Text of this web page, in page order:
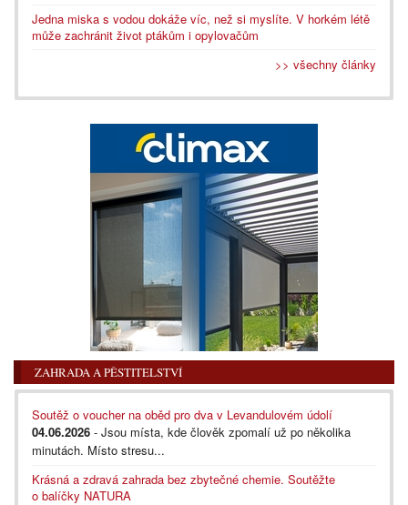
Jedna miska s vodou dokáže víc, než si myslíte. V horkém létě
může zachránit život ptákům i opylovačům
>> všechny články
ZAHRADA A PĚSTITELSTVÍ
Soutěž o voucher na oběd pro dva v Levandulovém údolí
04.06.2026 - Jsou místa, kde člověk zpomalí už po několika
minutách. Místo stresu...
Krásná a zdravá zahrada bez zbytečné chemie. Soutěžte
o balíčky NATURA